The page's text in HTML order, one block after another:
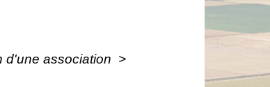
d'une association >